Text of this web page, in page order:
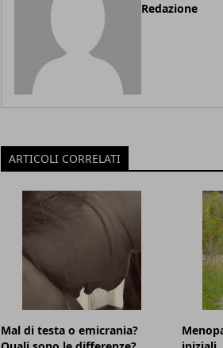
Redazione
ARTICOLI CORRELATI
Mal di testa o emicrania?